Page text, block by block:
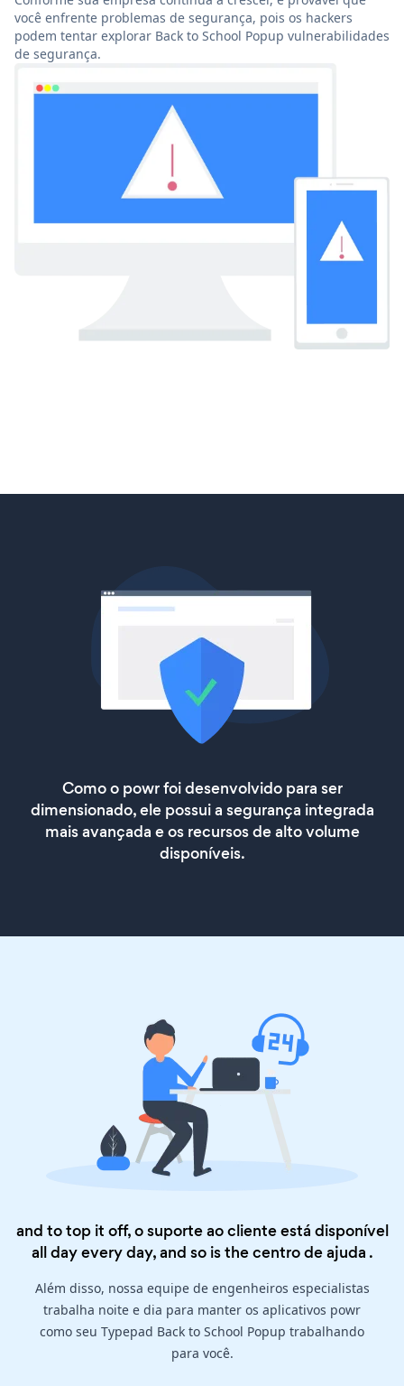
você enfrente problemas de segurança, pois os hackers
podem tentar explorar Back to School Popup vulnerabilidades
de segurança.
Como o powr foi desenvolvido para ser
dimensionado, ele possui a segurança integrada
mais avançada e os recursos de alto volume
disponíveis.
and to top it off, o suporte ao cliente está disponível
all day every day, and so is thecentro de ajuda .
Além disso, nossa equipe de engenheiros especialistas
trabalha noite e dia para manter os aplicativos powr
como seu Typepad Back to School Popup trabalhando
para você.